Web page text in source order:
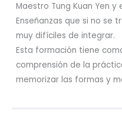
Maestro Tung Kuan Yen
Enseñanzas que si no se
muy difíciles de integrar.
Esta formación tiene
comprensión de la
memorizar las formas y